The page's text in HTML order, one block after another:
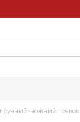
ручний-ножний